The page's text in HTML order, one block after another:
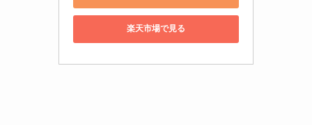
楽天市場で見る